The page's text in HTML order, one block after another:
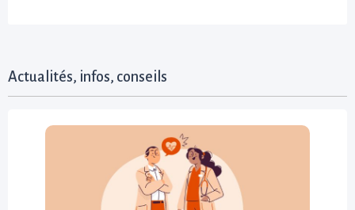
Actualités, infos, conseils